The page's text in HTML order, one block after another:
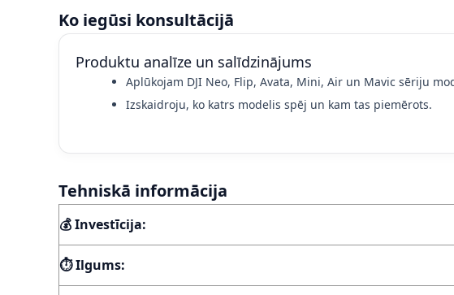
Ko iegūsi konsultācijā
Produktu analīze un salīdzinājums
Aplūkojam DJI Neo, Flip, Avata, Mini, Air un Mavic sēriju
Izskaidroju, ko katrs modelis spēj un kam tas piemērots.
Tehniskā informācija
💰 Investīcija:
⏱️ Ilgums: